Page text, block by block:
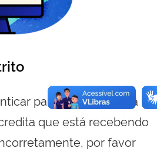
para visualizar essa
que está recebendo
por favor